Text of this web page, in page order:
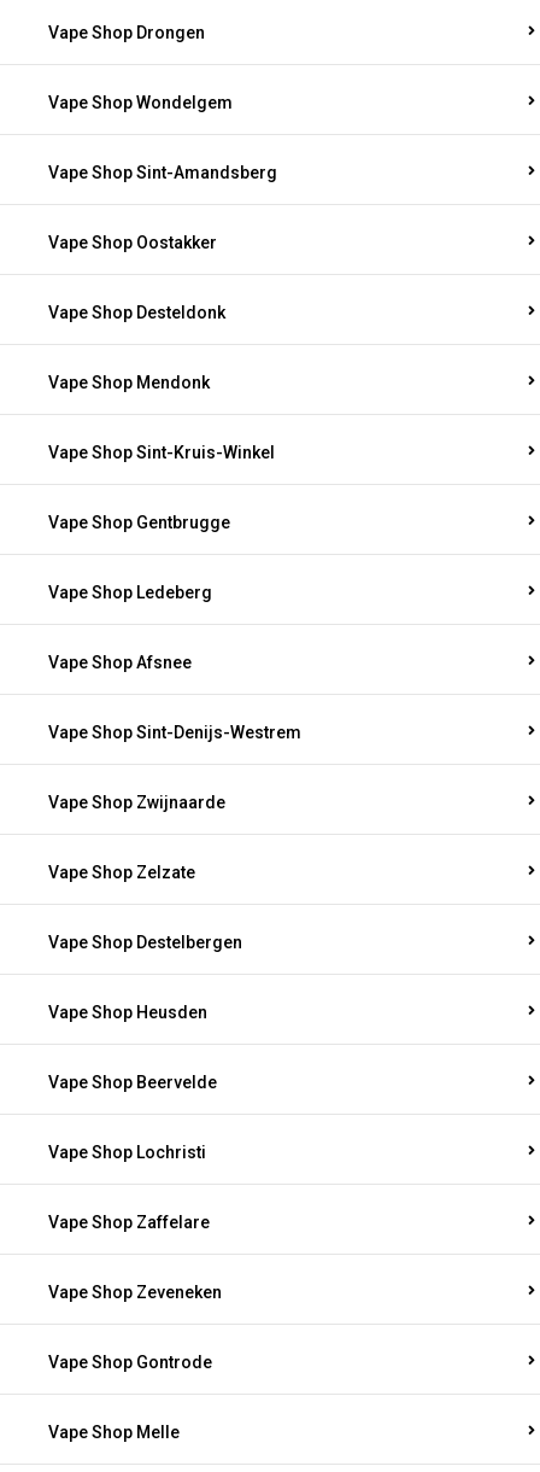
Vape Shop Drongen
Vape Shop Wondelgem
Vape Shop Sint-Amandsberg
Vape Shop Oostakker
Vape Shop Desteldonk
Vape Shop Mendonk
Vape Shop Sint-Kruis-Winkel
Vape Shop Gentbrugge
Vape Shop Ledeberg
Vape Shop Afsnee
Vape Shop Sint-Denijs-Westrem
Vape Shop Zwijnaarde
Vape Shop Zelzate
Vape Shop Destelbergen
Vape Shop Heusden
Vape Shop Beervelde
Vape Shop Lochristi
Vape Shop Zaffelare
Vape Shop Zeveneken
Vape Shop Gontrode
Vape Shop Melle